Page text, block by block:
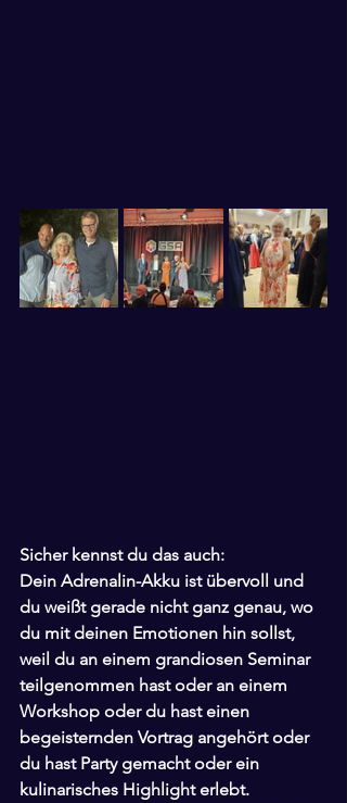
Sicher kennst du das auch:
Dein Adrenalin-Akku ist übervoll und
du weißt gerade nicht ganz genau, wo
du mit deinen Emotionen hin sollst,
weil du an einem grandiosen Seminar
teilgenommen hast oder an einem
Workshop oder du hast einen
begeisternden Vortrag angehört oder
du hast Party gemacht oder ein
kulinarisches Highlight erlebt.